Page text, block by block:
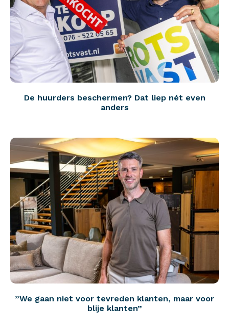
De huurders beschermen? Dat liep nét even
anders
”We gaan niet voor tevreden klanten, maar voor
blije klanten”